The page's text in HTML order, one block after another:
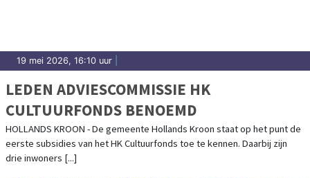
19 mei 2026, 16:10 uur
LEDEN ADVIESCOMMISSIE HK
CULTUURFONDS BENOEMD
HOLLANDS KROON - De gemeente Hollands Kroon staat op het punt de
eerste subsidies van het HK Cultuurfonds toe te kennen. Daarbij zijn
drie inwoners [...]